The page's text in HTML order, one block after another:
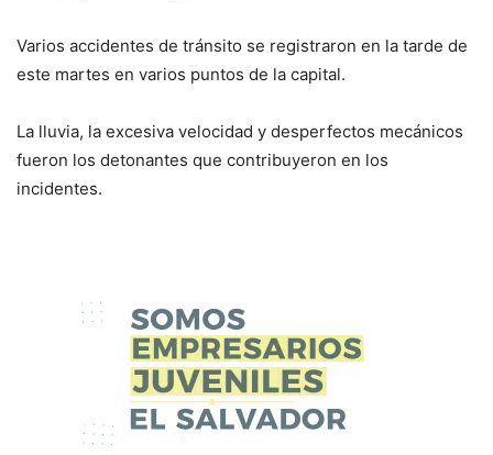
Varios accidentes de tránsito se registraron en la tarde de
este martes en varios puntos de la capital.
La lluvia, la excesiva velocidad y desperfectos mecánicos
fueron los detonantes que contribuyeron en los
incidentes.